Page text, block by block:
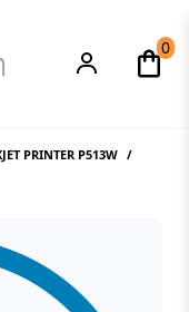
0
PRINTER P513W /